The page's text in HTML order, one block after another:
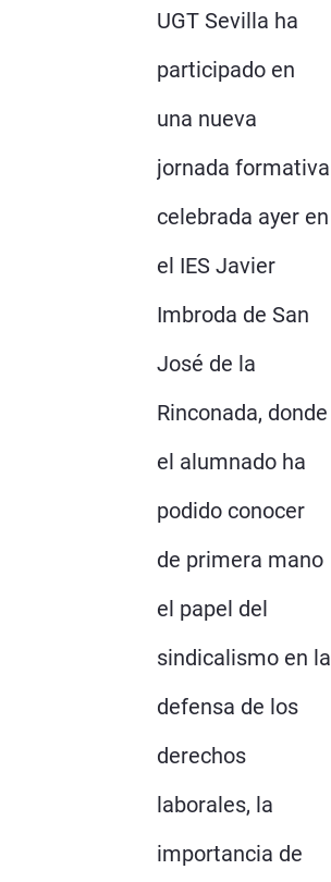
UGT Sevilla ha
participado en
una nueva
jornada formativa
celebrada ayer en
el IES Javier
Imbroda de San
José de la
Rinconada, donde
el alumnado ha
podido conocer
de primera mano
el papel del
sindicalismo en la
defensa de los
derechos
laborales, la
importancia de